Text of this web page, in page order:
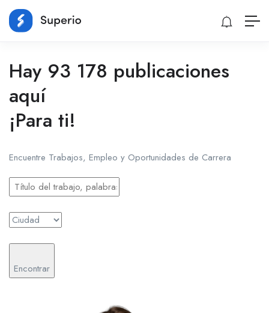
Hay 93 178 publicaciones
aquí
¡Para ti!
Encuentre Trabajos, Empleo y Oportunidades de Carrera
Encontrar